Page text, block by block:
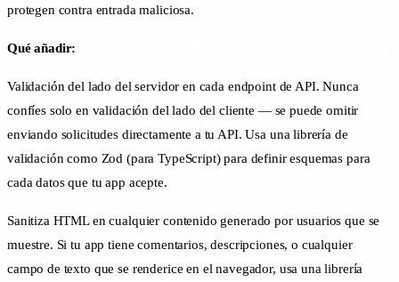
protegen contra entrada maliciosa.
Qué añadir:
Validación del lado del servidor en cada endpoint de API. Nunca
confíes solo en validación del lado del cliente — se puede omitir
enviando solicitudes directamente a tu API. Usa una librería de
validación como Zod (para TypeScript) para definir esquemas para
cada datos que tu app acepte.
Sanitiza HTML en cualquier contenido generado por usuarios que se
muestre. Si tu app tiene comentarios, descripciones, o cualquier
campo de texto que se renderice en el navegador, usa una librería